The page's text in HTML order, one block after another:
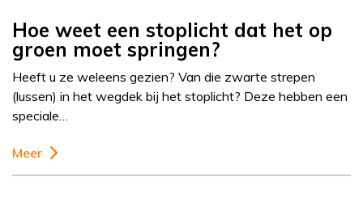
Hoe weet een stoplicht dat het op
groen moet springen?
Heeft u ze weleens gezien? Van die zwarte strepen
(lussen) in het wegdek bij het stoplicht? Deze hebben een
speciale…
Meer